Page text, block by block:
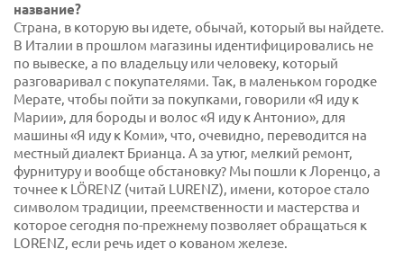
название?
Страна, в которую вы идете, обычай, который вы найдете.
В Италии в прошлом магазины идентифицировались не
по вывеске, а по владельцу или человеку, который
разговаривал с покупателями. Так, в маленьком городке
Мерате, чтобы пойти за покупками, говорили «Я иду к
Марии», для бороды и волос «Я иду к Антонио», для
машины «Я иду к Коми», что, очевидно, переводится на
местный диалект Брианца. А за утюг, мелкий ремонт,
фурнитуру и вообще обстановку? Мы пошли к Лоренцо, а
точнее к LÖRENZ (читай LURENZ), имени, которое стало
символом традиции, преемственности и мастерства и
которое сегодня по-прежнему позволяет обращаться к
LORENZ, если речь идет о кованом железе.